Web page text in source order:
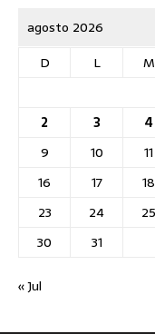
agosto 2026
D
L M
2
3 4
9
10 11
16
17 18
23
24 25
30
31
« Jul